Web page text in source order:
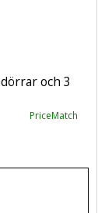
och 3
PriceMatch